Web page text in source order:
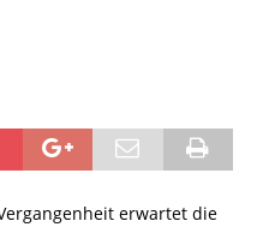
erwartet die